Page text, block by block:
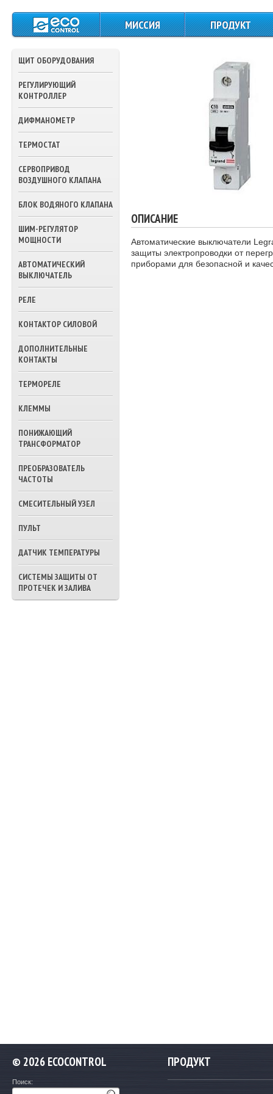
МИССИЯ ПРОДУКТ
УПРАВЛЕНИЯ
КОНТРОЛЛЕРЫ
ДАТЧИКИ
ТЕМПЕРАТУРЫ
ПРЕССОСТАТЫ
ТЕРМОСТАТЫ
ТРЕХХОДОВЫХ
КЛАПАНОВ ВОДЫ
ЩИТ ОБОРУДОВАНИЯ
РЕГУЛИРУЮЩИЙ
КОНТРОЛЛЕР
ДИФМАНОМЕТР
ТЕРМОСТАТ
СЕРВОПРИВОД
ВОЗДУШНОГО КЛАПАНА
БЛОК ВОДЯНОГО КЛАПАНА
ШИМ-РЕГУЛЯТОР
МОЩНОСТИ
АВТОМАТИЧЕСКИЙ
ВЫКЛЮЧАТЕЛЬ
РЕЛЕ
КОНТАКТОР СИЛОВОЙ
ДОПОЛНИТЕЛЬНЫЕ
КОНТАКТЫ
ТЕРМОРЕЛЕ
КЛЕММЫ
ПОНИЖАЮЩИЙ
ТРАНСФОРМАТОР
ПРЕОБРАЗОВАТЕЛЬ
ЧАСТОТЫ
СМЕСИТЕЛЬНЫЙ УЗЕЛ
ПУЛЬТ
ДАТЧИК ТЕМПЕРАТУРЫ
СИСТЕМЫ ЗАЩИТЫ ОТ
ПРОТЕЧЕК И ЗАЛИВА
ОПИСАНИЕ
Автоматические выключатели
защиты электропроводки от
приборами для безопасной и
© 2026 ECOCONTROL
Поиск:
ПРОДУКТ